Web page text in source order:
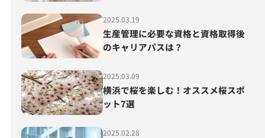
2025.03.19
生産管理に必要な資格と資格取得後
のキャリアパスは？
2025.03.09
横浜で桜を楽しむ！オススメ桜スポ
ット7選
2025.02.28